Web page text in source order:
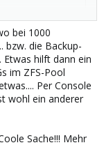
162K  /rpool
162K  /rpool/
.09T  /
bei 1000
bzw. die Backup-
hilft dann ein
im ZFS-Pool
Per Console
wohl ein anderer
Sache!!! Mehr